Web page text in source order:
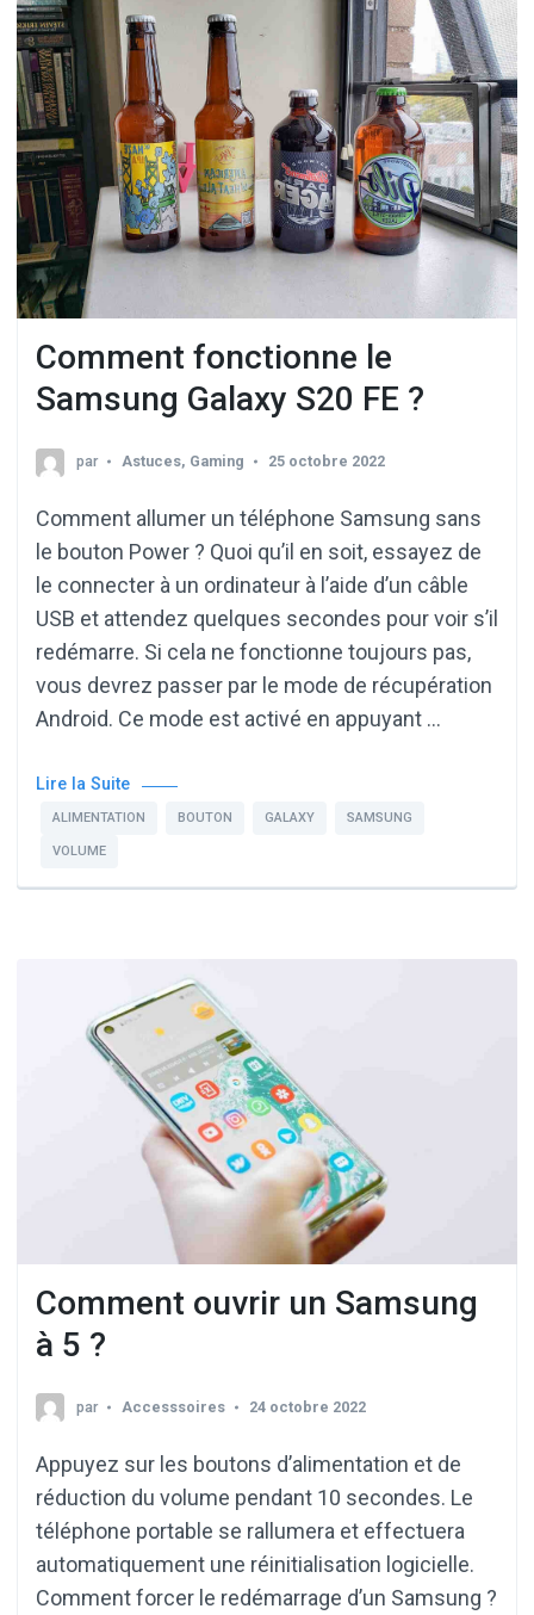
Comment fonctionne le
Samsung Galaxy S20 FE ?
par Astuces, Gaming 25 octobre 2022
Comment allumer un téléphone Samsung sans
le bouton Power ? Quoi qu’il en soit, essayez de
le connecter à un ordinateur à l’aide d’un câble
USB et attendez quelques secondes pour voir s’il
redémarre. Si cela ne fonctionne toujours pas,
vous devrez passer par le mode de récupération
Android. Ce mode est activé en appuyant …
Lire la Suite
ALIMENTATION BOUTON GALAXY SAMSUNG
VOLUME
Comment ouvrir un Samsung
à 5 ?
par Accesssoires 24 octobre 2022
Appuyez sur les boutons d’alimentation et de
réduction du volume pendant 10 secondes. Le
téléphone portable se rallumera et effectuera
automatiquement une réinitialisation logicielle.
Comment forcer le redémarrage d’un Samsung ?